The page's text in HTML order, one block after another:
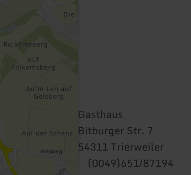
Gasthaus
Bitburger Str. 7
54311 Trierweiler
(0049)651/87194